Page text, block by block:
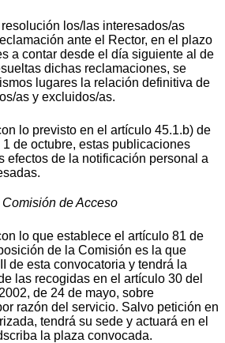
los/las interesados/as
ante el Rector, en el plazo
a contar desde el día siguiente al de
dichas reclamaciones, se
lugares la relación definitiva de
as y excluidos/as.
lo previsto en el artículo 45.1.b) de
1 de octubre, estas publicaciones
efectos de la notificación personal a
de Acceso
lo que establece el artículo 81 de
de la Comisión es la que
de esta convocatoria y tendrá la
las recogidas en el artículo 30 del
de 24 de mayo, sobre
razón del servicio. Salvo petición en
tendrá su sede y actuará en el
la plaza convocada.